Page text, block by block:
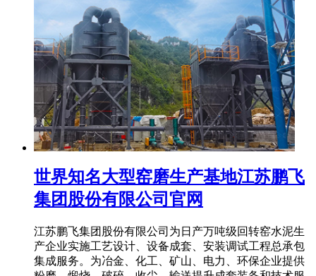
世界知名大型窑磨生产基地江苏鹏飞
集团股份有限公司官网
江苏鹏飞集团股份有限公司为日产万吨级回转窑水泥生
产企业实施工艺设计、设备成套、安装调试工程总承包
集成服务。为冶金、化工、矿山、电力、环保企业提供